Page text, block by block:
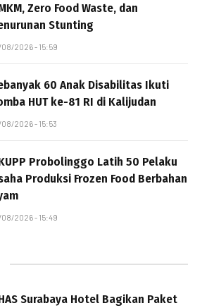
Zero Food Waste, dan
Stunting
08/2026 - 15:59
60 Anak Disabilitas Ikuti
HUT ke-81 RI di Kalijudan
08/2026 - 15:53
Probolinggo Latih 50 Pelaku
Produksi Frozen Food Berbahan
08/2026 - 15:49
Surabaya Hotel Bagikan Paket